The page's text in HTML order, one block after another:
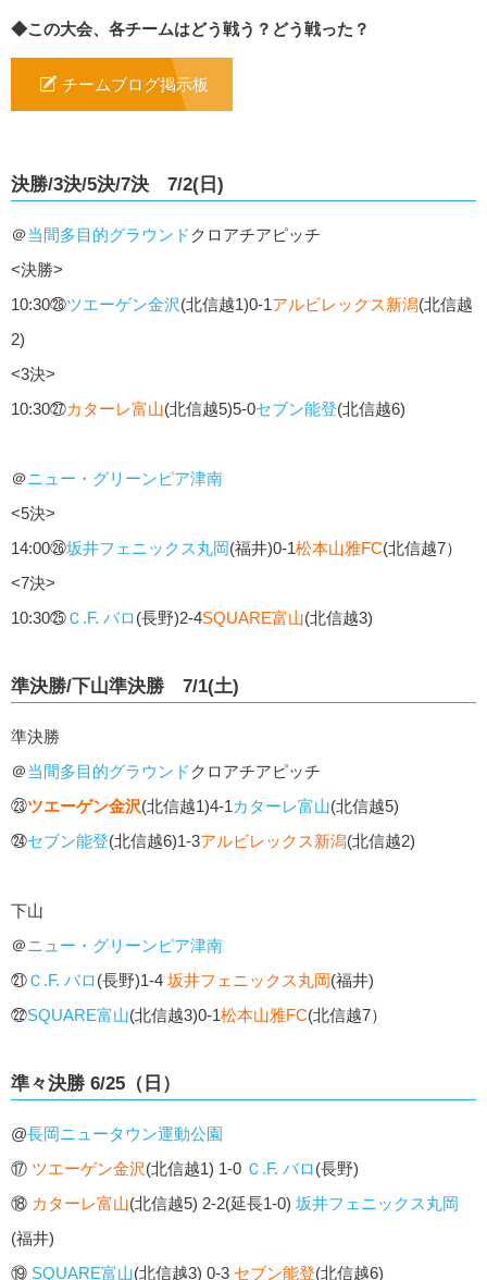
◆この大会、各チームはどう戦う？どう戦った？
チームブログ掲示板
決勝/3決/5決/7決 7/2(日)
＠当間多目的グラウンド クロアチアピッチ
<決勝>
10:30㉘ツエーゲン金沢(北信越1)0-1アルビレックス新潟(北信越
2)
<3決>
10:30㉗カターレ富山(北信越5)5-0セブン能登(北信越6)
＠ニュー・グリーンピア津南
<5決>
14:00㉖坂井フェニックス丸岡(福井)0-1松本山雅FC(北信越7）
<7決>
10:30㉕Ｃ.F. バロ(長野)2-4SQUARE富山(北信越3)
準決勝/下山準決勝 7/1(土)
準決勝
＠当間多目的グラウンド クロアチアピッチ
㉓ツエーゲン金沢(北信越1)4-1カターレ富山(北信越5)
㉔セブン能登(北信越6)1-3アルビレックス新潟(北信越2)
下山
＠ニュー・グリーンピア津南
㉑Ｃ.F. バロ(長野)1-4 坂井フェニックス丸岡(福井)
㉒SQUARE富山(北信越3)0-1松本山雅FC(北信越7）
準々決勝 6/25（日）
@長岡ニュータウン運動公園
⑰ ツエーゲン金沢(北信越1) 1-0 Ｃ.F. バロ(長野)
⑱ カターレ富山(北信越5) 2-2(延長1-0) 坂井フェニックス丸岡
(福井)
⑲ SQUARE富山(北信越3) 0-3 セブン能登(北信越6)